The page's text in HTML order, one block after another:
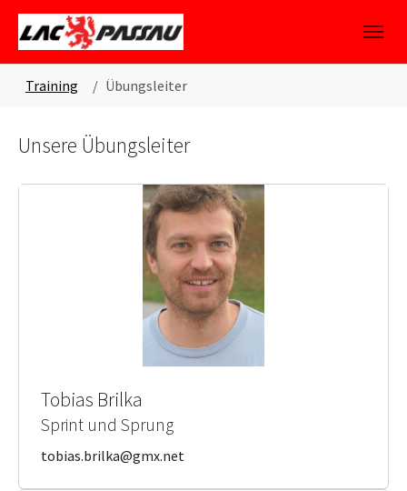
Skip to main content
Skip to page footer
Training Übungsleiter
Unsere Übungsleiter
Tobias Brilka
Sprint und Sprung
tobias.brilka@gmx.net